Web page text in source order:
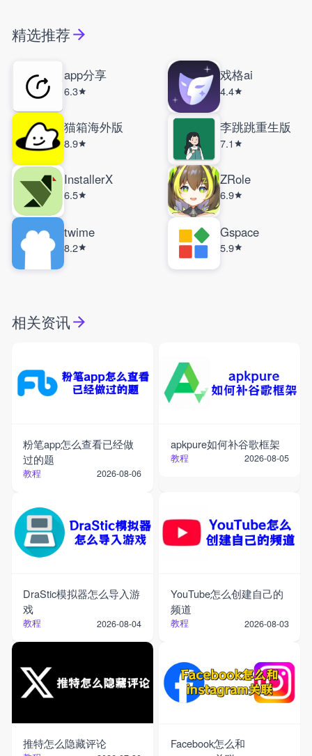
精选推荐
app分享
6.3
戏格ai
4.4
猫箱海外版
8.9
李跳跳重生版
7.1
InstallerX
6.5
ZRole
6.9
twime
8.2
Gspace
5.9
相关资讯
粉笔app怎么查看已经做
过的题
教程 2026-08-06
apkpure如何补谷歌框架
教程 2026-08-05
DraStic模拟器怎么导入游
戏
教程 2026-08-04
YouTube怎么创建自己的
频道
教程 2026-08-03
推特怎么隐藏评论
Facebook怎么和